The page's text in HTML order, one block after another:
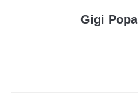
Gigi Popa